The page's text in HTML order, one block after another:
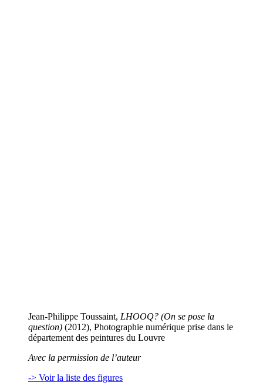
Jean-Philippe Toussaint, LHOOQ? (On se pose la
question) (2012), Photographie numérique prise dans le
département des peintures du Louvre
Avec la permission de l’auteur
-> Voir la liste des figures